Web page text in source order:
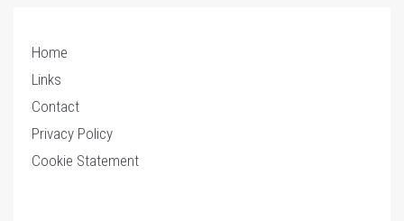
Home
Links
Contact
Privacy Policy
Cookie Statement